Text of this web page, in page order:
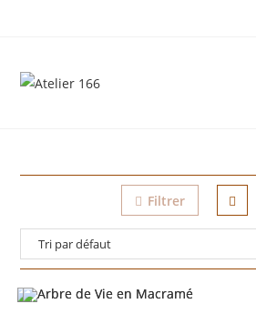
Filtrer